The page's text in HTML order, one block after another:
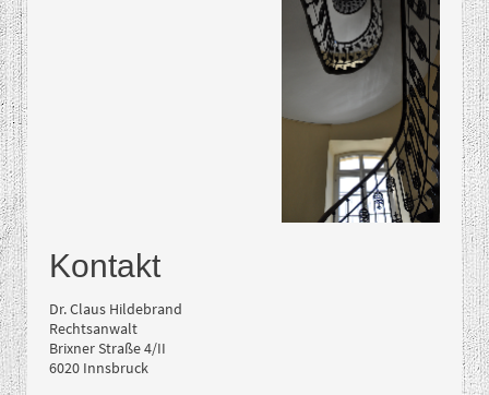
Kontakt
Dr. Claus Hildebrand
Rechtsanwalt
Brixner Straße 4/II
6020 Innsbruck